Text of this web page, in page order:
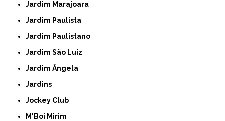
Jardim Marajoara
Jardim Paulista
Jardim Paulistano
Jardim São Luiz
Jardim Ângela
Jardins
Jockey Club
M'Boi Mirim